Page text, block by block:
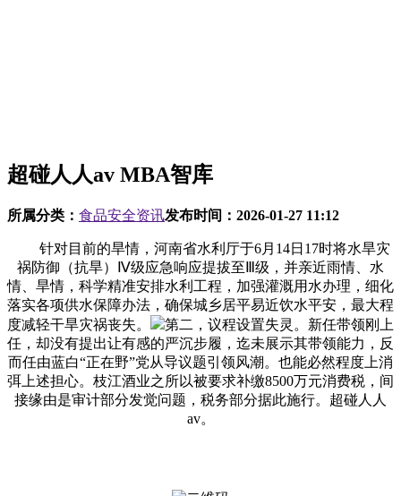
超碰人人av MBA智库
所属分类： 食品安全资讯发布时间： 2026-01-27 11:12
针对目前的旱情，河南省水利厅于6月14日17时将水旱灾
祸防御（抗旱）Ⅳ级应急响应提拔至Ⅲ级，并亲近雨情、水
情、旱情，科学精准安排水利工程，加强灌溉用水办理，细化
落实各项供水保障办法，确保城乡居平易近饮水平安，最大程
度减轻干旱灾祸丧失。
第二，议程设置失灵。新任带领刚上
任，却没有提出让有感的严沉步履，迄未展示其带领能力，反
而任由蓝白“正在野”党从导议题引领风潮。也能必然程度上消
弭上述担心。枝江酒业之所以被要求补缴8500万元消费税，间
接缘由是审计部分发觉问题，税务部分据此施行。超碰人人
av。